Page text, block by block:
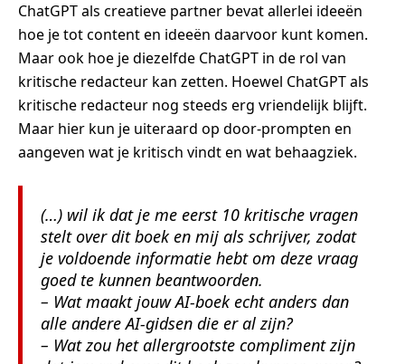
ChatGPT als creatieve partner bevat allerlei ideeën
hoe je tot content en ideeën daarvoor kunt komen.
Maar ook hoe je diezelfde ChatGPT in de rol van
kritische redacteur kan zetten. Hoewel ChatGPT als
kritische redacteur nog steeds erg vriendelijk blijft.
Maar hier kun je uiteraard op door-prompten en
aangeven wat je kritisch vindt en wat behaagziek.
(…) wil ik dat je me eerst 10 kritische vragen
stelt over dit boek en mij als schrijver, zodat
je voldoende informatie hebt om deze vraag
goed te kunnen beantwoorden.
– Wat maakt jouw AI-boek echt anders dan
alle andere AI-gidsen die er al zijn?
– Wat zou het allergrootste compliment zijn